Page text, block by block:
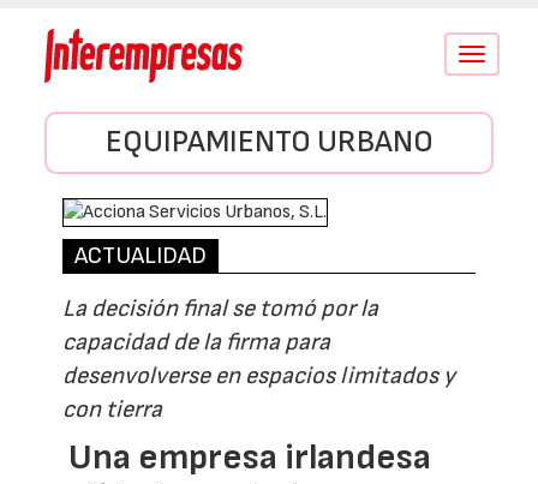
Conmutar
EQUIPAMIENTO URBANO
ACTUALIDAD
La decisión final se tomó por la
capacidad de la firma para
desenvolverse en espacios limitados y
con tierra
Una empresa irlandesa